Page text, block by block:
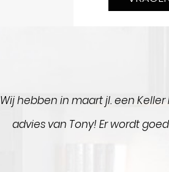
Wij hebben in maart jl. een
advies van Tony! Er wordt